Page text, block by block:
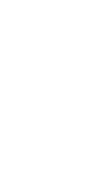
полученных